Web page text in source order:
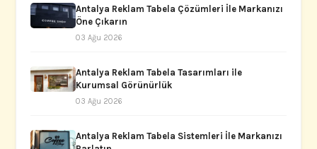
Antalya Reklam Tabela Çözümleri İle Markanızı
Öne Çıkarın
03 Ağu 2026
Antalya Reklam Tabela Tasarımları ile
Kurumsal Görünürlük
03 Ağu 2026
Antalya Reklam Tabela Sistemleri İle Markanızı